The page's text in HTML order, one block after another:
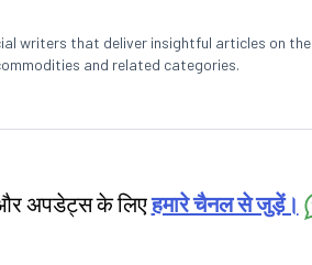
writers that deliver insightful articles on the
and related categories.
और अपडेट्स के लिएहमारे चैनल से जुड़ें।